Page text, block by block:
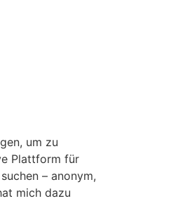
um zu
Plattform für
– anonym,
mich dazu